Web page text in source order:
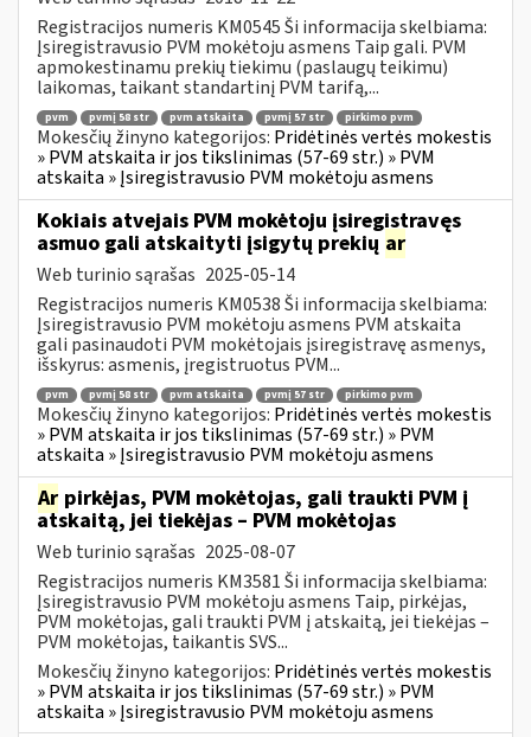
Registracijos numeris KM0545 Ši informacija skelbiama:
Įsiregistravusio PVM mokėtoju asmens Taip gali. PVM
apmokestinamu prekių tiekimu (paslaugų teikimu)
laikomas, taikant standartinį PVM tarifą,...
pvm pvmį 58 str pvm atskaita pvmį 57 str pirkimo pvm
Mokesčių žinyno kategorijos: Pridėtinės vertės mokestis
» PVM atskaita ir jos tikslinimas (57-69 str.) » PVM
atskaita » Įsiregistravusio PVM mokėtoju asmens
Kokiais atvejais PVM mokėtoju įsiregistravęs
asmuo gali atskaityti įsigytų prekių ar
Web turinio sąrašas 2025-05-14
Registracijos numeris KM0538 Ši informacija skelbiama:
Įsiregistravusio PVM mokėtoju asmens PVM atskaita
gali pasinaudoti PVM mokėtojais įsiregistravę asmenys,
išskyrus: asmenis, įregistruotus PVM...
pvm pvmį 58 str pvm atskaita pvmį 57 str pirkimo pvm
Mokesčių žinyno kategorijos: Pridėtinės vertės mokestis
» PVM atskaita ir jos tikslinimas (57-69 str.) » PVM
atskaita » Įsiregistravusio PVM mokėtoju asmens
Ar pirkėjas, PVM mokėtojas, gali traukti PVM į
atskaitą, jei tiekėjas – PVM mokėtojas
Web turinio sąrašas 2025-08-07
Registracijos numeris KM3581 Ši informacija skelbiama:
Įsiregistravusio PVM mokėtoju asmens Taip, pirkėjas,
PVM mokėtojas, gali traukti PVM į atskaitą, jei tiekėjas –
PVM mokėtojas, taikantis SVS...
Mokesčių žinyno kategorijos: Pridėtinės vertės mokestis
» PVM atskaita ir jos tikslinimas (57-69 str.) » PVM
atskaita » Įsiregistravusio PVM mokėtoju asmens